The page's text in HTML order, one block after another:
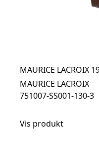
MAURICE LACROIX
MAURICE LACROIX
751007-SS001-130-3
Vis produkt